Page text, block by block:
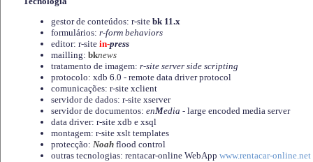
gestor de conteúdos: r-site bk 11.x
formulários: r-form behaviors
editor: r-site in-press
mailling: bknews
tratamento de imagem: r-site server side scripting
protocolo: xdb 6.0 - remote data driver protocol
comunicações: r-site xclient
servidor de dados: r-site xserver
servidor de documentos: enMedia - large encoded media server
data driver: r-site xdb e xsql
montagem: r-site xslt templates
protecção: Noah flood control
outras tecnologias: rentacar-online WebApp www.rentacar-online.net